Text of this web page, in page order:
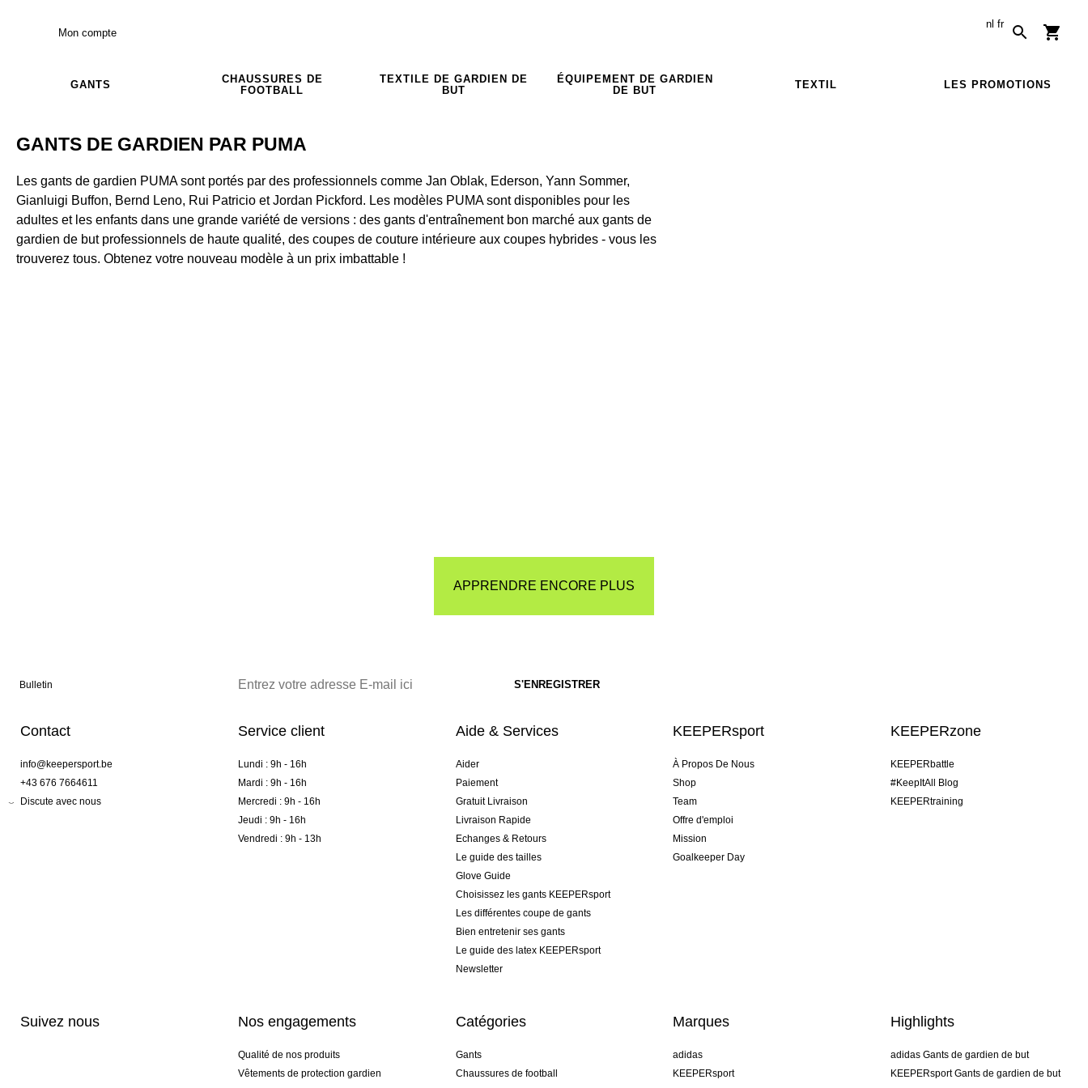
Mon compte
nl fr
GANTS
CHAUSSURES DE
FOOTBALL
TEXTILE DE GARDIEN DE
BUT
ÉQUIPEMENT DE GARDIEN
DE BUT
TEXTIL LES PROMOTIONS
GANTS DE GARDIEN PAR PUMA
Les gants de gardien PUMA sont portés par des professionnels comme Jan Oblak, Ederson, Yann Sommer,
Gianluigi Buffon, Bernd Leno, Rui Patricio et Jordan Pickford. Les modèles PUMA sont disponibles pour les
adultes et les enfants dans une grande variété de versions : des gants d'entraînement bon marché aux gants de
gardien de but professionnels de haute qualité, des coupes de couture intérieure aux coupes hybrides - vous les
trouverez tous. Obtenez votre nouveau modèle à un prix imbattable !
APPRENDRE ENCORE PLUS
Bulletin
Contact
info@keepersport.be
+43 676 7664611
Discute avec nous
Service client
Lundi : 9h - 16h
Mardi : 9h - 16h
Mercredi : 9h - 16h
Jeudi : 9h - 16h
Vendredi : 9h - 13h
Aide & Services
Aider
Paiement
Gratuit Livraison
Livraison Rapide
Echanges & Retours
Le guide des tailles
Glove Guide
Choisissez les gants KEEPERsport
Les différentes coupe de gants
Bien entretenir ses gants
Le guide des latex KEEPERsport
Newsletter
KEEPERsport
À Propos De Nous
Shop
Team
Offre d'emploi
Mission
Goalkeeper Day
KEEPERzone
KEEPERbattle
#KeepItAll Blog
KEEPERtraining
Suivez nous Nos engagements
Qualité de nos produits
Vêtements de protection gardien
Catégories
Gants
Chaussures de football
Marques
adidas
KEEPERsport
Highlights
adidas Gants de gardien de but
KEEPERsport Gants de gardien de but